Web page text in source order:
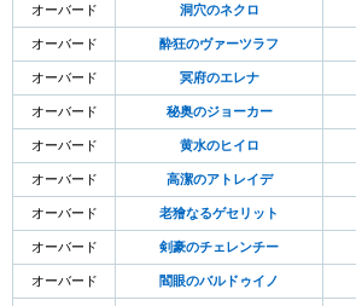
オーバード 洞穴のネクロ
オーバード 酔狂のヴァーツラフ
オーバード 冥府のエレナ
オーバード 秘奥のジョーカー
オーバード 黄水のヒイロ
オーバード 高潔のアトレイデ
オーバード 老獪なるゲセリット
オーバード 剣豪のチェレンチー
オーバード 閻眼のバルドゥイノ